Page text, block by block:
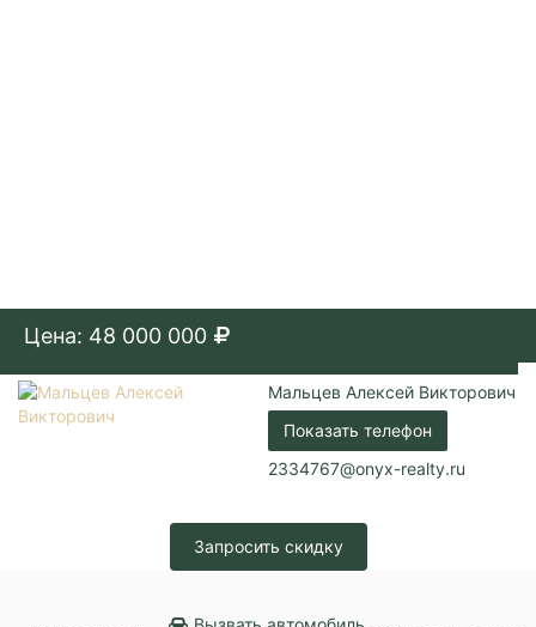
Цена: 48 000 000
Мальцев Алексей Викторович
Показать телефон
2334767@onyx-realty.ru
Запросить скидку